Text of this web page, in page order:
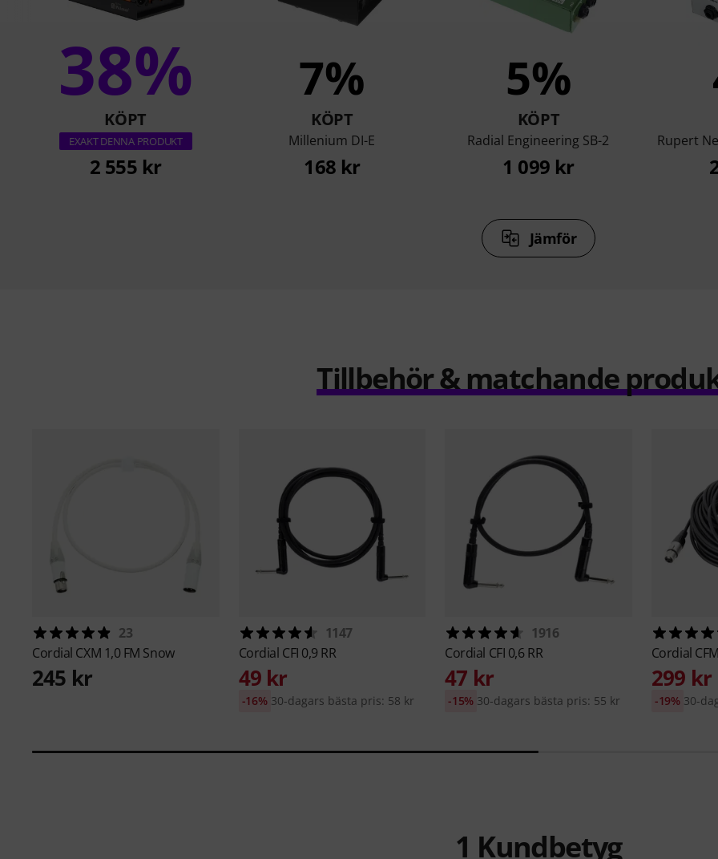
38%
KÖPT
EXAKT DENNA PRODUKT
2 555 kr
7%
KÖPT
Millenium DI-E
168 kr
5%
KÖPT
Radial Engineering SB-2
1 099 kr
Rupert
Jämför
Tillbehör & matchande
23
Cordial CXM 1,0 FM Snow
245 kr
1147
Cordial CFI 0,9 RR
49 kr
30-dagars bästa pris: 58 kr
-16%
1916
Cordial CFI 0,6 RR
47 kr
30-dagars bästa pris: 55 kr
-15%
Cordial
299 kr
30-
-19%
1 Kundbetyg